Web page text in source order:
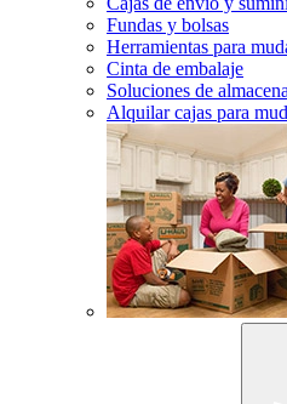
Fundas y bolsas
Herramientas para
Cinta de embalaje
Soluciones de
Alquilar cajas para